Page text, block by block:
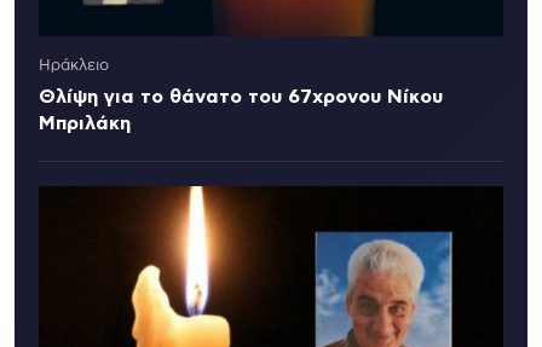
Ηράκλειο
Θλίψη για το θάνατο του 67χρονου Νίκου
Μπριλάκη